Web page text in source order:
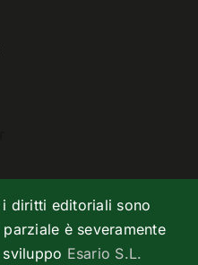
diritti editoriali sono
è severamente
Esario S.L.